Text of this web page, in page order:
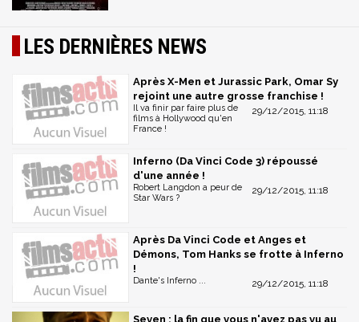
LES DERNIÈRES NEWS
Après X-Men et Jurassic Park, Omar Sy
rejoint une autre grosse franchise !
29/12/2015, 11:18
Il va finir par faire plus de
films à Hollywood qu'en
France !
Inferno (Da Vinci Code 3) répoussé
d'une année !
29/12/2015, 11:18
Robert Langdon a peur de
Star Wars ?
Après Da Vinci Code et Anges et
Démons, Tom Hanks se frotte à Inferno
!
29/12/2015, 11:18
Dante's Inferno ...
Seven : la fin que vous n'avez pas vu au